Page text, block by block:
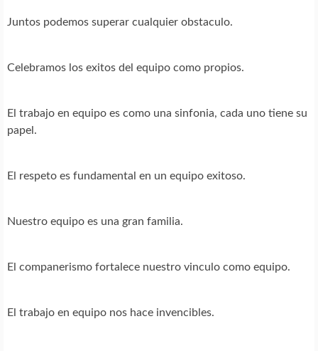
Juntos podemos superar cualquier obstaculo.
Celebramos los exitos del equipo como propios.
El trabajo en equipo es como una sinfonia, cada uno tiene su
papel.
El respeto es fundamental en un equipo exitoso.
Nuestro equipo es una gran familia.
El companerismo fortalece nuestro vinculo como equipo.
El trabajo en equipo nos hace invencibles.